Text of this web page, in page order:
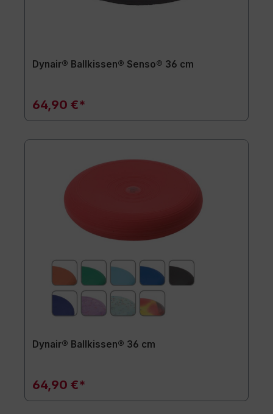
Dynair® Ballkissen® Senso® 36 cm
64,90 €*
Dynair® Ballkissen® 36 cm
64,90 €*